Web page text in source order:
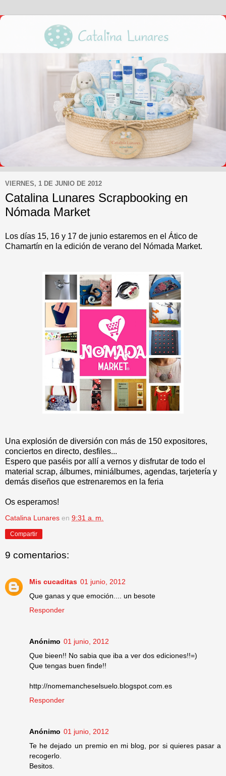
VIERNES, 1 DE JUNIO DE 2012
Catalina Lunares Scrapbooking en
Nómada Market
Los días 15, 16 y 17 de junio estaremos en el Ático de
Chamartín en la edición de verano del Nómada Market.
Una explosión de diversión con más de 150 expositores,
conciertos en directo, desfiles...
Espero que paséis por allí a vernos y disfrutar de todo el
material scrap, álbumes, miniálbumes, agendas, tarjetería y
demás diseños que estrenaremos en la feria
Os esperamos!
Catalina Lunares en 9:31 a. m.
Compartir
9 comentarios:
Mis cucaditas 01 junio, 2012
Que ganas y que emoción.... un besote
Responder
Anónimo 01 junio, 2012
Que bieen!! No sabia que iba a ver dos ediciones!!=)
Que tengas buen finde!!
http://nomemancheselsuelo.blogspot.com.es
Responder
Anónimo 01 junio, 2012
Te he dejado un premio en mi blog, por si quieres pasar a
recogerlo.
Besitos.